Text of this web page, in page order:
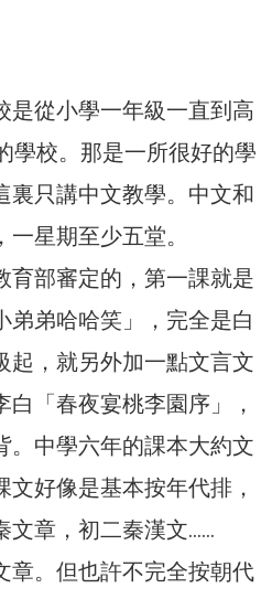
是從小學一年級一直到高
學校。那是一所很好的學
裏只講中文教學。中文和
星期至少五堂。
育部審定的，第一課就是
弟弟哈哈笑」，完全是白
起，就另外加一點文言文
「春夜宴桃李園序」，
。中學六年的課本大約文
好像是基本按年代排，
文章，初二秦漢文……
章。但也許不完全按朝代